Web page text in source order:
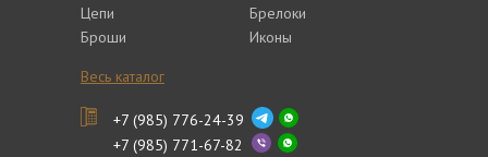
Цепи
Броши
Брелоки
Иконы
Весь каталог
+7 (985) 776-24-39
+7 (985) 771-67-82